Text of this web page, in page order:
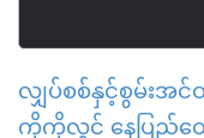
လျှပ်စစ်နှင့်စွမ်းအင်ဝ
ကိုကိုလွင် နေပြည်တ